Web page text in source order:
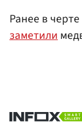
Ранее в
заметили